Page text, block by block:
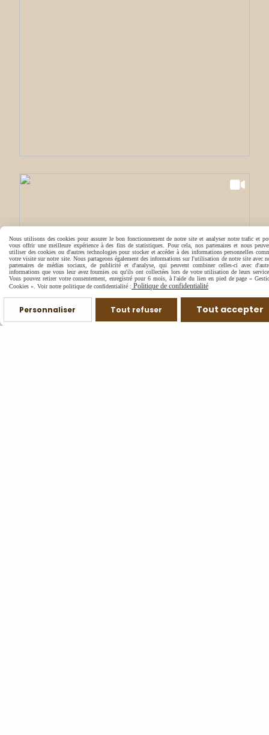
Nous utilisons des cookies pour assurer le bon fonctionnement de notre site et analyser notre trafic et
vous offrir une meilleure expérience à des fins de statistiques. Pour cela, nos partenaires et nous
utiliser des cookies ou d'autres technologies pour stocker et accéder à des informations personnelles
votre visite sur notre site. Nous partageons également des informations sur l'utilisation de notre site avec
partenaires de médias sociaux, de publicité et d'analyse, qui peuvent combiner celles-ci avec
informations que vous leur avez fournies ou qu'ils ont collectées lors de votre utilisation de leurs
Vous pouvez retirer votre consentement, enregistré pour 6 mois, à l'aide du lien en pied de page «
Cookies ». Voir notre politique de confidentialité : Politique de confidentialité
Personnaliser Tout refuser Tout accepter